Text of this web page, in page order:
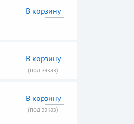
В корзину
В корзину
(под заказ)
В корзину
(под заказ)